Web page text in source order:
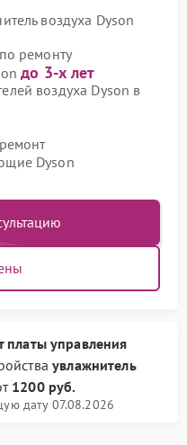
воздуха Dyson
ремонту
до 3-х лет
воздуха Dyson в
Dyson
платы управления
увлажнитель
1200 руб.
дату 07.08.2026